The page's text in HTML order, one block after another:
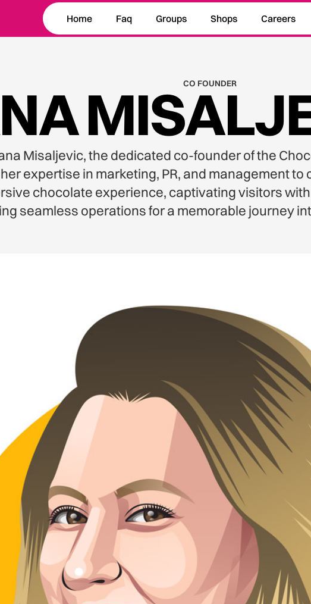
Home Faq Groups Shops Careers
CO FOUNDER
Misaljevic, the dedicated co-founder of the
expertise in marketing, PR, and management
chocolate experience, captivating visitors
seamless operations for a memorable journey